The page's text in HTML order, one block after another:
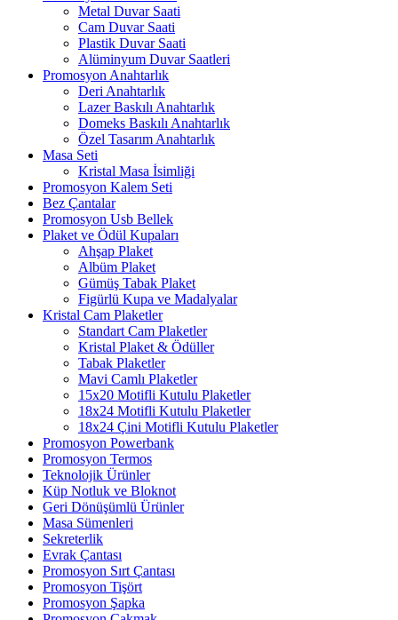
Metal Duvar Saati
Cam Duvar Saati
Plastik Duvar Saati
Alüminyum Duvar Saatleri
Promosyon Anahtarlık
Deri Anahtarlık
Lazer Baskılı Anahtarlık
Domeks Baskılı Anahtarlık
Özel Tasarım Anahtarlık
Masa Seti
Kristal Masa İsimliği
Promosyon Kalem Seti
Bez Çantalar
Promosyon Usb Bellek
Plaket ve Ödül Kupaları
Ahşap Plaket
Albüm Plaket
Gümüş Tabak Plaket
Figürlü Kupa ve Madalyalar
Kristal Cam Plaketler
Standart Cam Plaketler
Kristal Plaket & Ödüller
Tabak Plaketler
Mavi Camlı Plaketler
15x20 Motifli Kutulu Plaketler
18x24 Motifli Kutulu Plaketler
18x24 Çini Motifli Kutulu Plaketler
Promosyon Powerbank
Promosyon Termos
Teknolojik Ürünler
Küp Notluk ve Bloknot
Geri Dönüşümlü Ürünler
Masa Sümenleri
Sekreterlik
Evrak Çantası
Promosyon Sırt Çantası
Promosyon Tişört
Promosyon Şapka